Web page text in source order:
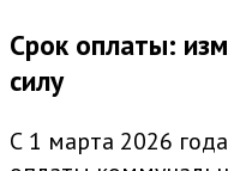
Срок оплаты:
силу
С 1 марта 2026